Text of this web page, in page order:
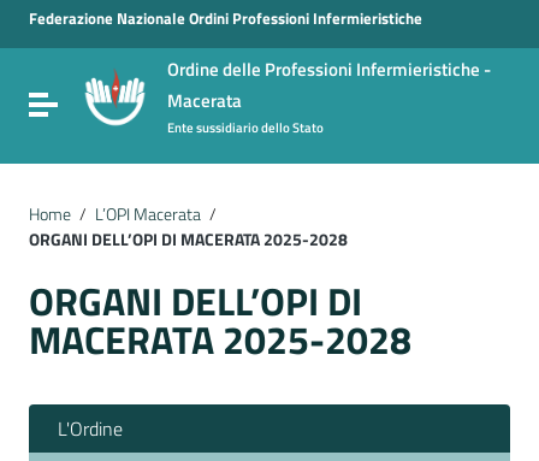
Vai ai contenuti
Vai al menu di navigazione
Vai al footer
Federazione Nazionale Ordini Professioni Infermieristiche
Attiva / disattiva la navigazione
Ordine delle Professioni Infermieristiche -
Macerata
Ente sussidiario dello Stato
Home / L’OPI Macerata /
ORGANI DELL’OPI DI MACERATA 2025-2028
ORGANI DELL’OPI DI
MACERATA 2025-2028
L'Ordine